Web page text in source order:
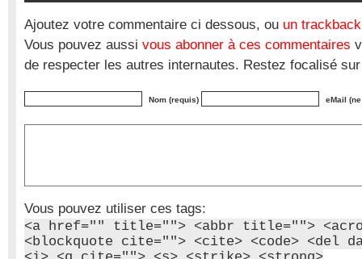
Ajoutez votre commentaire ci dessous, ou un trackback
Vous pouvez aussi vous abonner à ces commentaires
de respecter les autres internautes. Restez focalisé
Nom (requis) eMail
Vous pouvez utiliser ces tags:
<a href="" title=""> <abbr title="">
<blockquote cite=""> <cite> <code> <del